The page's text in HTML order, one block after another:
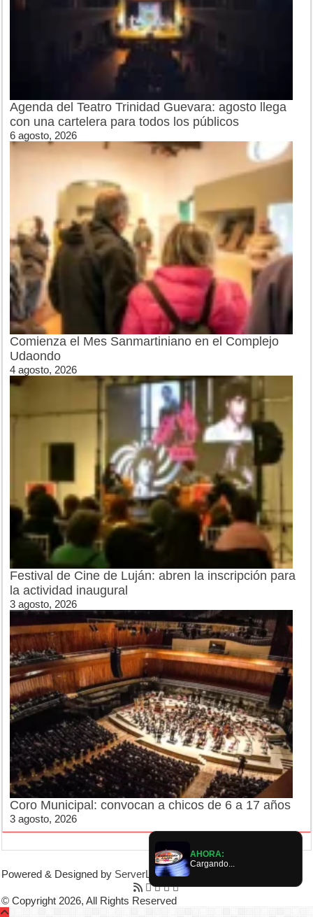
Agenda del Teatro Trinidad Guevara: agosto llega
con una cartelera para todos los públicos
6 agosto, 2026
Comienza el Mes Sanmartiniano en el Complejo
Udaondo
4 agosto, 2026
Festival de Cine de Luján: abren la inscripción para
la actividad inaugural
3 agosto, 2026
Coro Municipal: convocan a chicos de 6 a 17 años
3 agosto, 2026
Powered & Designed by ServerLujan|
© Copyright 2026, All Rights Reserved
AHORA:
Cargando...